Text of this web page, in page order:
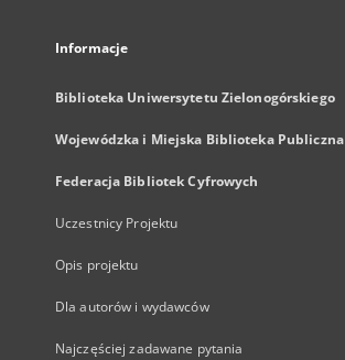
Informacje
Biblioteka Uniwersytetu Zielonogórskiego
Wojewódzka i Miejska Biblioteka Publiczna
Federacja Bibliotek Cyfrowych
Uczestnicy Projektu
Opis projektu
Dla autorów i wydawców
Najczęściej zadawane pytania